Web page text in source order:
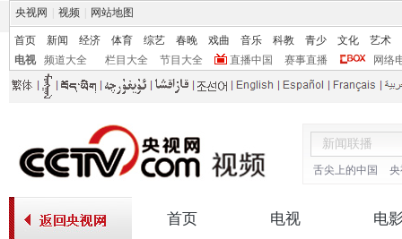
央视网 视频 网站地图
首页 新闻 经济 体育 综艺 春晚 戏曲 音乐 科教 青少 文化
艺术
电视
频道大全 栏目大全 节目大全 直播中国 赛事直播 网络
舌尖上的中国
首页 电视 电